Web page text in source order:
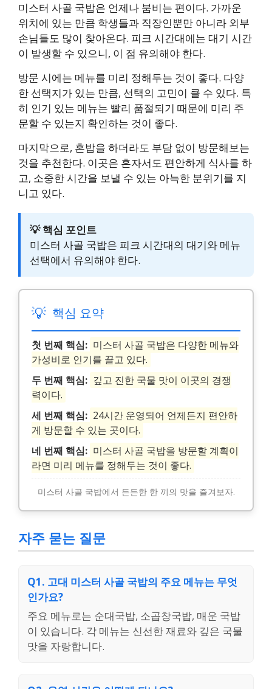
미스터 사골 국밥은 언제나 붐비는 편이다. 가까운
위치에 있는 만큼 학생들과 직장인뿐만 아니라 외부
손님들도 많이 찾아온다. 피크 시간대에는 대기 시간
이 발생할 수 있으니, 이 점 유의해야 한다.
방문 시에는 메뉴를 미리 정해두는 것이 좋다. 다양
한 선택지가 있는 만큼, 선택의 고민이 클 수 있다. 특
히 인기 있는 메뉴는 빨리 품절되기 때문에 미리 주
문할 수 있는지 확인하는 것이 좋다.
마지막으로, 혼밥을 하더라도 부담 없이 방문해보는
것을 추천한다. 이곳은 혼자서도 편안하게 식사를 하
고, 소중한 시간을 보낼 수 있는 아늑한 분위기를 지
니고 있다.
💡 핵심 포인트
미스터 사골 국밥은 피크 시간대의 대기와 메뉴
선택에서 유의해야 한다.
💡 핵심 요약
첫 번째 핵심: 미스터 사골 국밥은 다양한 메뉴와
가성비로 인기를 끌고 있다.
두 번째 핵심: 깊고 진한 국물 맛이 이곳의 경쟁
력이다.
세 번째 핵심: 24시간 운영되어 언제든지 편안하
게 방문할 수 있는 곳이다.
네 번째 핵심: 미스터 사골 국밥을 방문할 계획이
라면 미리 메뉴를 정해두는 것이 좋다.
미스터 사골 국밥에서 든든한 한 끼의 맛을 즐겨보자.
자주 묻는 질문
Q1. 고대 미스터 사골 국밥의 주요 메뉴는 무엇
인가요?
주요 메뉴로는 순대국밥, 소곱창국밥, 매운 국밥
이 있습니다. 각 메뉴는 신선한 재료와 깊은 국물
맛을 자랑합니다.